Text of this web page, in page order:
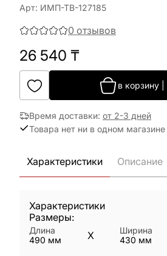
Арт: ИМП-ТВ-127185
0 отзывов
26 540 ₸
в корзину|
Время доставки: от 2-3 дней
Товара нет ни в одном магазине
Характеристики Описание
Характеристики
Размеры:
Длина
490 мм X
Ширина
430 мм